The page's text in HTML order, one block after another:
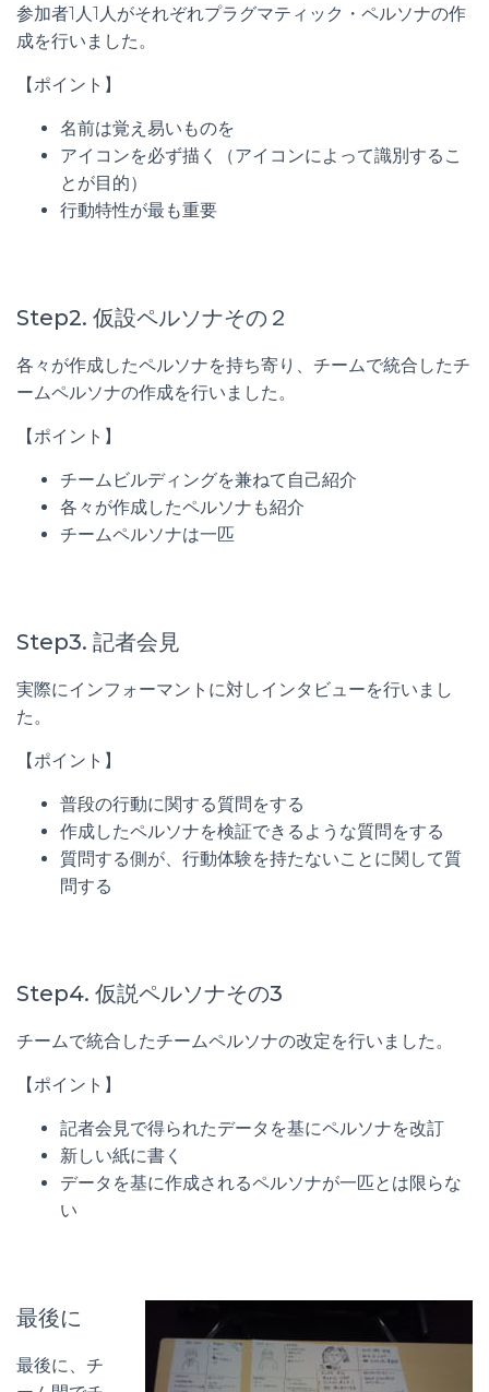
参加者1人1人がそれぞれプラグマティック・ペルソナの作
成を行いました。
【ポイント】
名前は覚え易いものを
アイコンを必ず描く（アイコンによって識別するこ
とが目的）
行動特性が最も重要
Step2. 仮設ペルソナその２
各々が作成したペルソナを持ち寄り、チームで統合したチ
ームペルソナの作成を行いました。
【ポイント】
チームビルディングを兼ねて自己紹介
各々が作成したペルソナも紹介
チームペルソナは一匹
Step3. 記者会見
実際にインフォーマントに対しインタビューを行いまし
た。
【ポイント】
普段の行動に関する質問をする
作成したペルソナを検証できるような質問をする
質問する側が、行動体験を持たないことに関して質
問する
Step4. 仮説ペルソナその3
チームで統合したチームペルソナの改定を行いました。
【ポイント】
記者会見で得られたデータを基にペルソナを改訂
新しい紙に書く
データを基に作成されるペルソナが一匹とは限らな
い
最後に
最後に、チ